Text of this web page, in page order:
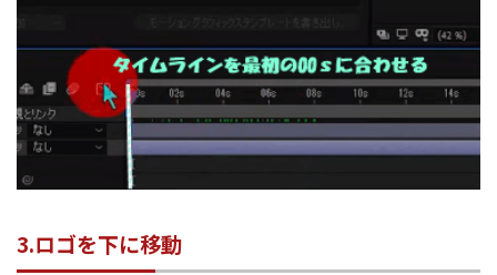
3.ロゴを下に移動